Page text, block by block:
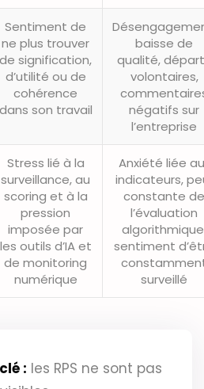
Sentiment de
ne plus trouver
de signification,
d’utilité ou de
cohérence
dans son travail
baisse de
qualité,
volontaires,
négatifs sur
l’entreprise
Stress lié à la
surveillance, au
scoring et à la
pression
imposée par
les outils d’IA et
de monitoring
numérique
Anxiété liée
indicateurs,
constante de
l’évaluation
sentiment
surveillé
: les RPS ne sont pas